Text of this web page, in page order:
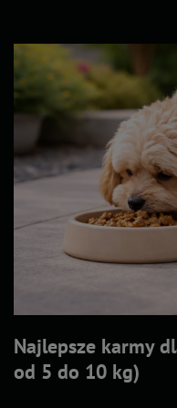
Najlepsze karmy
od 5 do 10 kg)